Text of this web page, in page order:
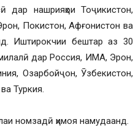
дар нашрияҳои Тоҷикистон,
Покистон, Афғонистон ва
Иштирокчии бештар аз 30
дар Россия, ИМА, Эрон,
Озарбойҷон, Ӯзбекистон,
Туркия.
номзадӣ ҳимоя намудаанд.